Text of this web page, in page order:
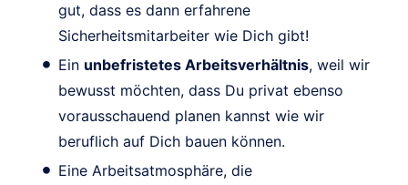
gut, dass es dann erfahrene
Sicherheitsmitarbeiter wie Dich gibt!
Ein unbefristetes Arbeitsverhältnis, weil wir
bewusst möchten, dass Du privat ebenso
vorausschauend planen kannst wie wir
beruflich auf Dich bauen können.
Eine Arbeitsatmosphäre, die